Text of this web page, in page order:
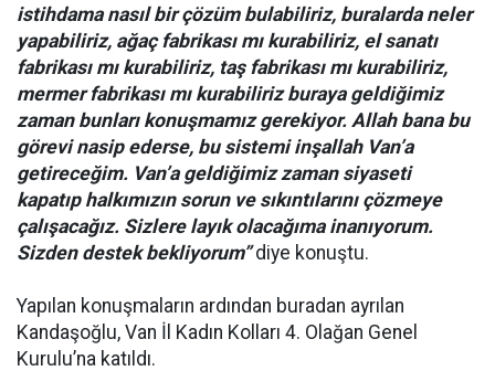
istihdama nasıl bir çözüm bulabiliriz, buralarda neler
yapabiliriz, ağaç fabrikası mı kurabiliriz, el sanatı
fabrikası mı kurabiliriz, taş fabrikası mı kurabiliriz,
mermer fabrikası mı kurabiliriz buraya geldiğimiz
zaman bunları konuşmamız gerekiyor. Allah bana bu
görevi nasip ederse, bu sistemi inşallah Van’a
getireceğim. Van’a geldiğimiz zaman siyaseti
kapatıp halkımızın sorun ve sıkıntılarını çözmeye
çalışacağız. Sizlere layık olacağıma inanıyorum.
Sizden destek bekliyorum”diye konuştu.
Yapılan konuşmaların ardından buradan ayrılan
Kandaşoğlu, Van İl Kadın Kolları 4. Olağan Genel
Kurulu’na katıldı.